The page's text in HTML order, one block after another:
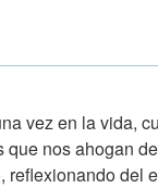
vez en la vida,
nos ahogan
reflexionando del